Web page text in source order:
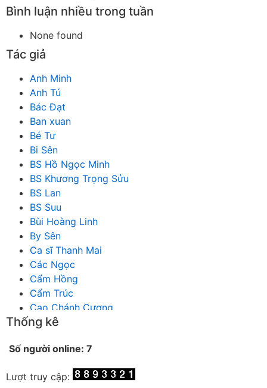
Bình luận nhiều trong tuần
None found
Tác giả
Anh Minh
Anh Tú
Bác Đạt
Ban xuan
Bé Tư
Bi Sên
BS Hồ Ngọc Minh
BS Khương Trọng Sửu
BS Lan
BS Suu
Bùi Hoàng Linh
By Sên
Ca sĩ Thanh Mai
Các Ngọc
Cẩm Hồng
Cẩm Trúc
Cao Chánh Cương
Cao Nhật Quyên
Chích Chị
Chu Trầm Nguyên Minh
Thống kê
Số người online: 7
Lượt truy cập: